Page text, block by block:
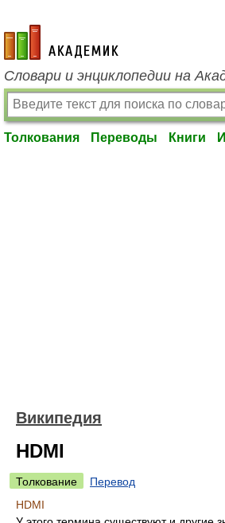
academic.ru
Словари и энциклопедии на
Толкования Переводы Книги
Википедия
HDMI
Толкование
Перевод
HDMI